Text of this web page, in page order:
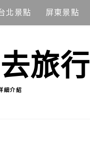
北景點 屏東景點
旅行
細介紹